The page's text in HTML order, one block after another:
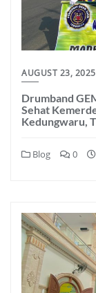
AUGUST 23, 2025
Drumband
Sehat
Kedungwaru,
Blog 0